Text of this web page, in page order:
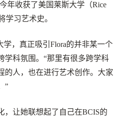
年收获了美国莱斯大学（Rice
学习艺术史。
学，真正吸引Flora的并非某一个
学科氛围。“那里有很多跨学科
的人，也在进行艺术创作。大家
”
，让她联想起了自己在BCIS的